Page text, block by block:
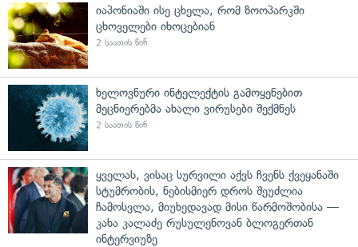
იაპონიაში ისე ცხელა, რომ ზოოპარკში
ცხოველები იხოცებიან
2 საათის წინ
ხელოვნური ინტელექტის გამოყენებით
მეცნიერებმა ახალი ვირუსები შექმნეს
2 საათის წინ
ყველას, ვისაც სურვილი აქვს ჩვენს ქვეყანაში
სტუმრობის, ნებისმიერ დროს შეუძლია
ჩამოსვლა, მიუხედავად მისი წარმოშობისა —
კახა კალაძე რუსულენოვან ბლოგერთან
ინტერვიუზე